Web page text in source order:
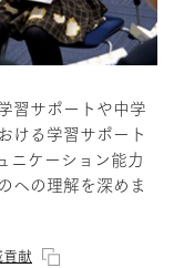
習サポートや中学
ける学習サポート
ニケーション能力
への理解を深めま
献